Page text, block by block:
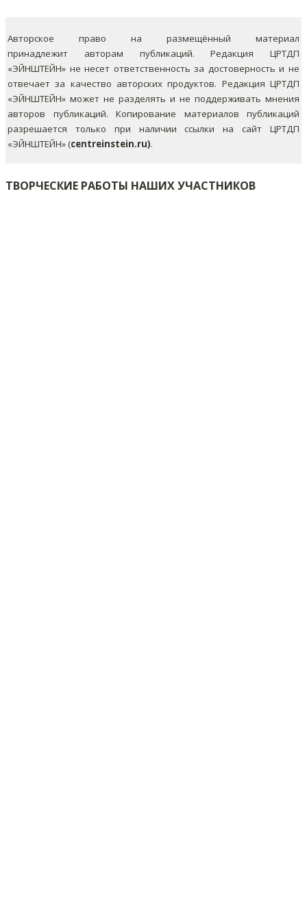
Авторское право на размещённый материал
принадлежит авторам публикаций. Редакция ЦРТДП
«ЭЙНШТЕЙН» не несет ответственность за достоверность и не
отвечает за качество авторских продуктов. Редакция ЦРТДП
«ЭЙНШТЕЙН» может не разделять и не поддерживать мнения
авторов публикаций. Копирование материалов публикаций
разрешается только при наличии ссылки на сайт ЦРТДП
«ЭЙНШТЕЙН» (centreinstein.ru).
ТВОРЧЕСКИЕ РАБОТЫ НАШИХ УЧАСТНИКОВ